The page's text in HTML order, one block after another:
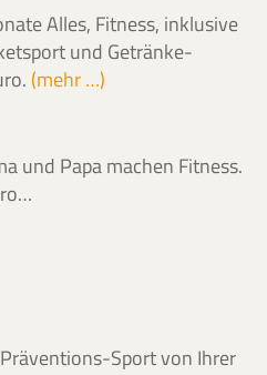
Alles, Fitness, inklusive
und Getränke-
(mehr …)
und Papa machen Fitness.
Sport von Ihrer